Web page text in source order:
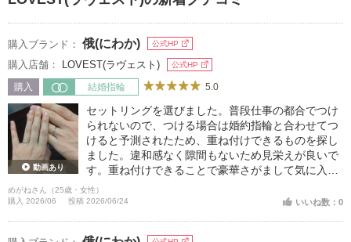
購入ブランド： 俄(にわか) 公式HP
購入店舗： LOVEST(ラヴェスト) 公式HP
購入 結婚指輪 5.0
動画あり
セットリングを選びました。普段仕事の都合でつけ
られないので、つける場合は婚約指輪と合わせてつ
けると予測されたため、重ね付けできるものを探し
ました。違和感なく隙間もないため見栄えが良いで
す。重ね付けできることで豪華さがまして気に入っ
ています
めがねさん（25歳・女性）
購入 2026/06
投稿 2026/06/24 いいね数：0